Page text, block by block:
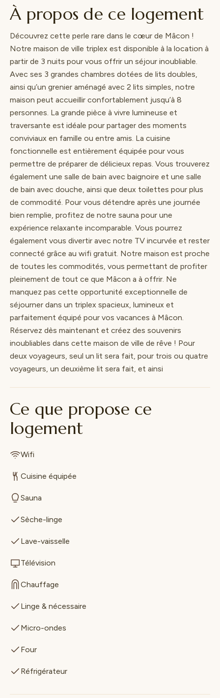
À propos de ce logement
Découvrez cette perle rare dans le cœur de Mâcon !
Notre maison de ville triplex est disponible à la location à
partir de 3 nuits pour vous offrir un séjour inoubliable.
Avec ses 3 grandes chambres dotées de lits doubles,
ainsi qu’un grenier aménagé avec 2 lits simples, notre
maison peut accueillir confortablement jusqu’à 8
personnes. La grande pièce à vivre lumineuse et
traversante est idéale pour partager des moments
conviviaux en famille ou entre amis. La cuisine
fonctionnelle est entièrement équipée pour vous
permettre de préparer de délicieux repas. Vous trouverez
également une salle de bain avec baignoire et une salle
de bain avec douche, ainsi que deux toilettes pour plus
de commodité. Pour vous détendre après une journée
bien remplie, profitez de notre sauna pour une
expérience relaxante incomparable. Vous pourrez
également vous divertir avec notre TV incurvée et rester
connecté grâce au wifi gratuit. Notre maison est proche
de toutes les commodités, vous permettant de profiter
pleinement de tout ce que Mâcon a à offrir. Ne
manquez pas cette opportunité exceptionnelle de
séjourner dans un triplex spacieux, lumineux et
parfaitement équipé pour vos vacances à Mâcon.
Réservez dès maintenant et créez des souvenirs
inoubliables dans cette maison de ville de rêve ! Pour
deux voyageurs, seul un lit sera fait, pour trois ou quatre
voyageurs, un deuxième lit sera fait, et ainsi
Ce que propose ce
logement
Wifi
Cuisine équipée
Sauna
Sèche-linge
Lave-vaisselle
Télévision
Chauffage
Linge & nécessaire
Micro-ondes
Four
Réfrigérateur